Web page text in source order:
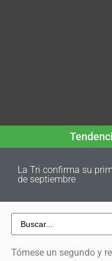
La Tri confirma su
de septiembre
Tómese un segundo y